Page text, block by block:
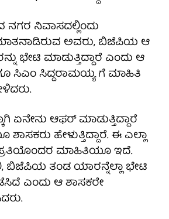
ನಿವಾಸದಲ್ಲಿಂದು
ಅವರು, ಬಿಜೆಪಿಯ ಆ
ಭೇಟಿ ಮಾಡುತ್ತಿದ್ದಾರೆ ಎಂದು ಆ
ಸಿಎಂ ಸಿದ್ದರಾಮಯ್ಯ ಗೆ ಮಾಹಿತಿ
ಏನೇನು ಆಫರ್ ಮಾಡುತ್ತಿದ್ದಾರೆ
ಹೇಳುತ್ತಿದ್ದಾರೆ. ಈ ಎಲ್ಲಾ
ಪ್ರತಿಯೊಂದರ ಮಾಹಿತಿಯೂ ಇದೆ.
ತಂಡ ಯಾರನ್ನೆಲ್ಲಾ ಭೇಟಿ
ಎಂದು ಆ ಶಾಸಕರೇ